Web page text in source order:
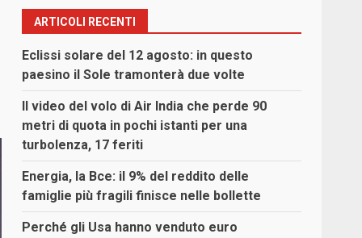
ARTICOLI RECENTI
Eclissi solare del 12 agosto: in questo
paesino il Sole tramonterà due volte
Il video del volo di Air India che perde 90
metri di quota in pochi istanti per una
turbolenza, 17 feriti
Energia, la Bce: il 9% del reddito delle
famiglie più fragili finisce nelle bollette
Perché gli Usa hanno venduto euro